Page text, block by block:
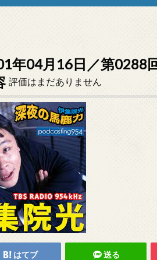
年04月16日／第0288
評価はまだありません
はてブ 送る